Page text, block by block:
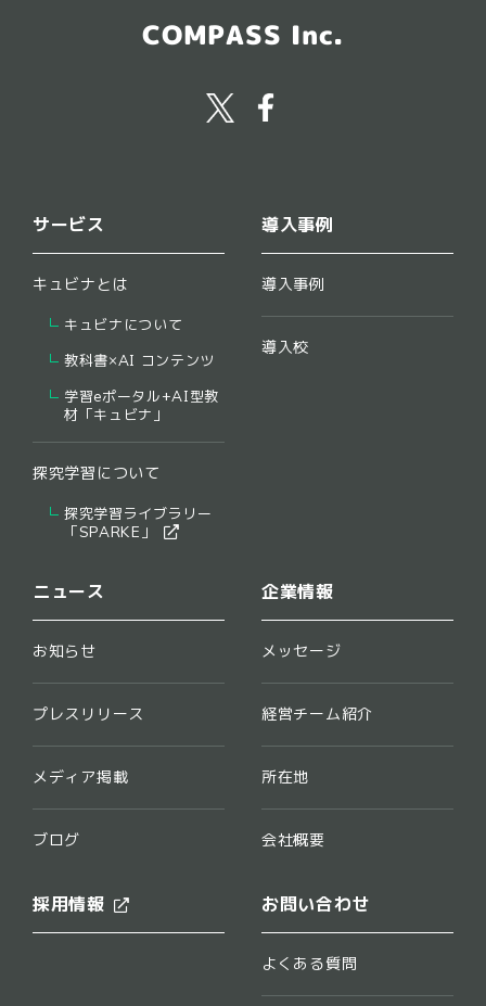
COMPASS Inc.
サービス
キュビナとは
キュビナについて
教科書×AI コンテンツ
学習eポータル+AI型教
材「キュビナ」
探究学習について
探究学習ライブラリー
​「SPARKE」​
導入事例
導入事例
導入校
ニュース
お知らせ
プレスリリース
メディア掲載
ブログ
企業情報
メッセージ
経営チーム紹介
所在地
会社概要
採用情報 お問い合わせ
よくある質問